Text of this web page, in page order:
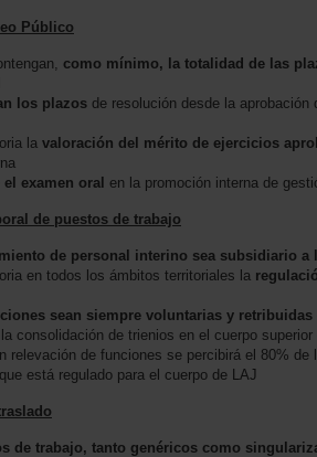
Público
como mínimo, la totalidad de las
los plazos de resolución desde la
la valoración del mérito de ejercicios
examen oral en la promoción interna de
de puestos de trabajo
de personal interino sea subsidiario
en todos los ámbitos territoriales la
sean siempre voluntarias y retribuidas
consolidación de trienios en el cuerpo
relevación de funciones se percibirá el 80%
está regulado para el cuerpo de LAJ
de trabajo, tanto genéricos como